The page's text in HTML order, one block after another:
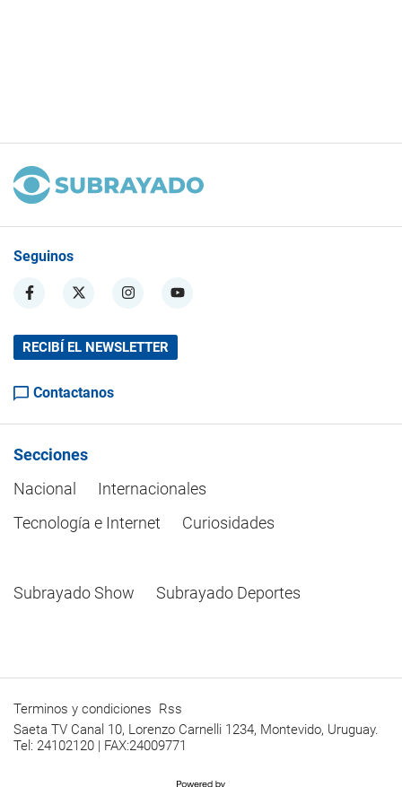
Seguinos
RECIBÍ EL NEWSLETTER
Contactanos
Secciones
Nacional
Internacionales
Tecnología e Internet
Curiosidades
Subrayado Show Subrayado Deportes
Terminos y condiciones Rss
Saeta TV Canal 10, Lorenzo Carnelli 1234, Montevido, Uruguay.
Tel: 24102120 | FAX:24009771